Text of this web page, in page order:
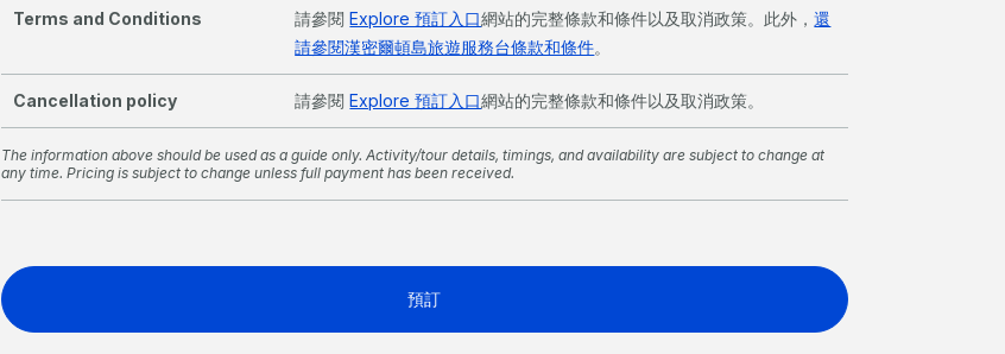
Terms and Conditions 請參閱Explore 預訂入口網站的完整條款和條件以及取消政策。此外，還
請參閱漢密爾頓島旅遊服務台條款和條件。
Cancellation policy 請參閱Explore 預訂入口網站的完整條款和條件以及取消政策。
The information above should be used as a guide only. Activity/tour details, timings, and availability are subject to change at
any time. Pricing is subject to change unless full payment has been received.
預訂